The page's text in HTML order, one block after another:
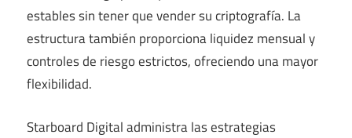
estables sin tener que vender su criptografía. La
estructura también proporciona liquidez mensual y
controles de riesgo estrictos, ofreciendo una mayor
flexibilidad.
Starboard Digital administra las estrategias